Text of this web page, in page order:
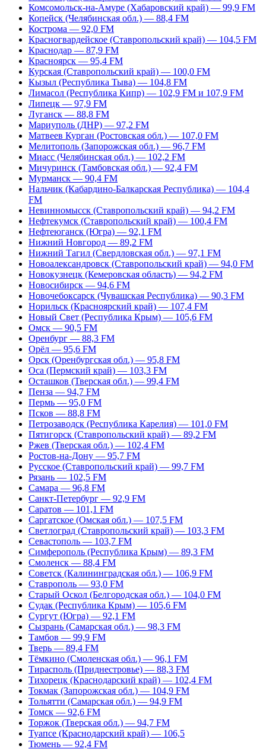
Комсомольск-на-Амуре (Хабаровский край) — 99,9 FM
Копейск (Челябинская обл.) — 88,4 FM
Кострома — 92,0 FM
Красногвардейское (Ставропольский край) — 104,5 FM
Краснодар — 87,9 FM
Красноярск — 95,4 FM
Курская (Ставропольский край) — 100,0 FM
Кызыл (Республика Тыва) — 104,8 FM
Лимасол (Республика Кипр) — 102,9 FM и 107,9 FM
Липецк — 97,9 FM
Луганск — 88,8 FM
Мариуполь (ДНР) — 97,2 FM
Матвеев Курган (Ростовская обл.) — 107,0 FM
Мелитополь (Запорожская обл.) — 96,7 FM
Миасс (Челябинская обл.) — 102,2 FM
Мичуринск (Тамбовская обл.) — 92,4 FM
Мурманск — 90,4 FM
Нальчик (Кабардино-Балкарская Республика) — 104,4
FM
Невинномысск (Ставропольский край) — 94,2 FM
Нефтекумск (Ставропольский край) — 100,4 FM
Нефтеюганск (Югра) — 92,1 FM
Нижний Новгород — 89,2 FM
Нижний Тагил (Свердловская обл.) — 97,1 FM
Новоалександровск (Ставропольский край) — 94,0 FM
Новокузнецк (Кемеровская область) — 94,2 FM
Новосибирск — 94,6 FM
Новочебоксарск (Чувашская Республика) — 90,3 FM
Норильск (Красноярский край) — 107,4 FM
Новый Свет (Республика Крым) — 105,6 FM
Омск — 90,5 FM
Оренбург — 88,3 FM
Орёл — 95,6 FM
Орск (Оренбургская обл.) — 95,8 FM
Оса (Пермский край) — 103,3 FM
Осташков (Тверская обл.) — 99,4 FM
Пенза — 94,7 FM
Пермь — 95,0 FM
Псков — 88,8 FM
Петрозаводск (Республика Карелия) — 101,0 FM
Пятигорск (Ставропольский край) — 89,2 FM
Ржев (Тверская обл.) — 102,4 FM
Ростов-на-Дону — 95,7 FM
Русское (Ставропольский край) — 99,7 FM
Рязань — 102,5 FM
Самара — 96,8 FM
Санкт-Петербург — 92,9 FM
Саратов — 101,1 FM
Саргатское (Омская обл.) — 107,5 FM
Светлоград (Ставропольский край) — 103,3 FM
Севастополь — 103,7 FM
Симферополь (Республика Крым) — 89,3 FM
Смоленск — 88,4 FM
Советск (Калининградская обл.) — 106,9 FM
Ставрополь — 93,0 FM
Старый Оскол (Белгородская обл.) — 104,0 FM
Судак (Республика Крым) — 105,6 FM
Сургут (Югра) — 92,1 FM
Сызрань (Самарская обл.) — 98,3 FM
Тамбов — 99,9 FM
Тверь — 89,4 FM
Тёмкино (Смоленская обл.) — 96,1 FM
Тирасполь (Приднестровье) — 88,3 FM
Тихорецк (Краснодарский край) — 102,4 FM
Токмак (Запорожская обл.) — 104,9 FM
Тольятти (Самарская обл.) — 94,9 FM
Томск — 92,6 FM
Торжок (Тверская обл.) — 94,7 FM
Туапсе (Краснодарский край) — 106,5
Тюмень — 92,4 FM